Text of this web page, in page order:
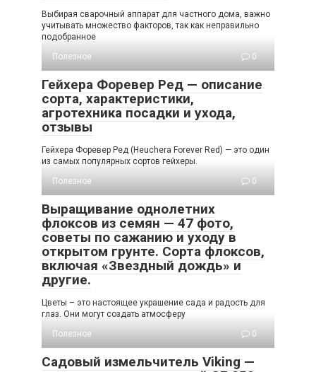
Выбирая сварочный аппарат для частного дома, важно
учитывать множество факторов, так как неправильно
подобранное
Полезное
0
Гейхера Форевер Ред — описание
сорта, характеристики,
агротехника посадки и ухода,
отзывы
Гейхера Форевер Ред (Heuchera Forever Red) — это один
из самых популярных сортов гейхеры.
Полезное
0
Выращивание однолетних
флоксов из семян — 47 фото,
советы по сажанию и уходу в
открытом грунте. Сорта флоксов,
включая «Звездный дождь» и
другие.
Цветы – это настоящее украшение сада и радость для
глаз. Они могут создать атмосферу
Полезное
0
Садовый измельчитель Viking —